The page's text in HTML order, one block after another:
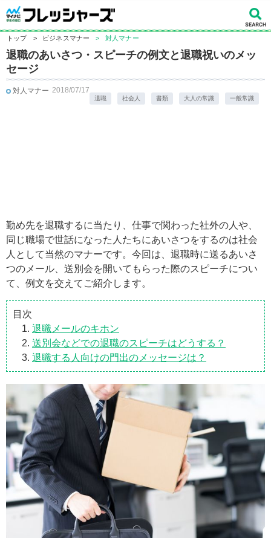
トップ > ビジネスマナー > 対人マナー
退職のあいさつ・スピーチの例文と退職祝いのメッ
セージ
対人マナー 2018/07/17
退職 社会人 書類 大人の常識 一般常識
勤め先を退職するに当たり、仕事で関わった社外の人や、
同じ職場で世話になった人たちにあいさつをするのは社会
人として当然のマナーです。今回は、退職時に送るあいさ
つのメール、送別会を開いてもらった際のスピーチについ
て、例文を交えてご紹介します。
目次
退職メールのキホン
送別会などでの退職のスピーチはどうする？
退職する人向けの門出のメッセージは？